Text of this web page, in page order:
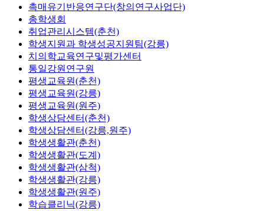
촉매유기반응연구단(창의연구사업단)
총학생회
취업관리시스템(춘천)
학생지원과 학생성공지원팀(강릉)
치의학교육연구및평가센터
통일강원연구원
평생교육원(춘천)
평생교육원(강릉)
평생교육원(원주)
학생상담센터(춘천)
학생상담센터(강릉,원주)
학생생활관(춘천)
학생생활관(도계)
학생생활관(삼척)
학생생활관(강릉)
학생생활관(원주)
학습클리닉(강릉)